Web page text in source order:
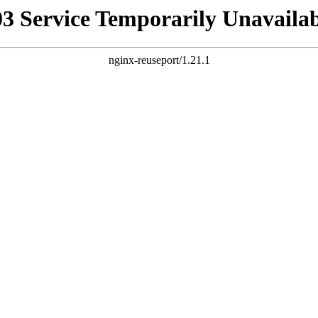
Service Temporarily
nginx-reuseport/1.21.1